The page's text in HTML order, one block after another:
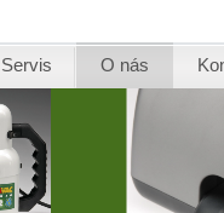
Servis O nás